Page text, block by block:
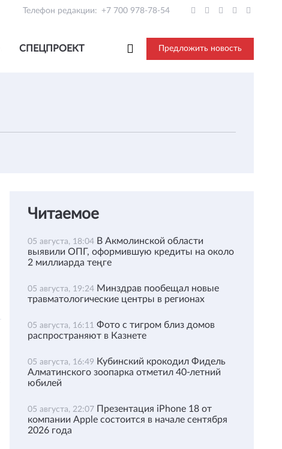
Телефон редакции: +7 700 978-78-54
СПЕЦПРОЕКТ Предложить новость
Читаемое
05 августа, 18:04 В Акмолинской области
выявили ОПГ, оформившую кредиты на около
2 миллиарда теңге
05 августа, 19:24 Минздрав пообещал новые
травматологические центры в регионах
05 августа, 16:11 Фото с тигром близ домов
распространяют в Казнете
05 августа, 16:49 Кубинский крокодил Фидель
Алматинского зоопарка отметил 40-летний
юбилей
05 августа, 22:07 Презентация iPhone 18 от
компании Apple состоится в начале сентября
2026 года